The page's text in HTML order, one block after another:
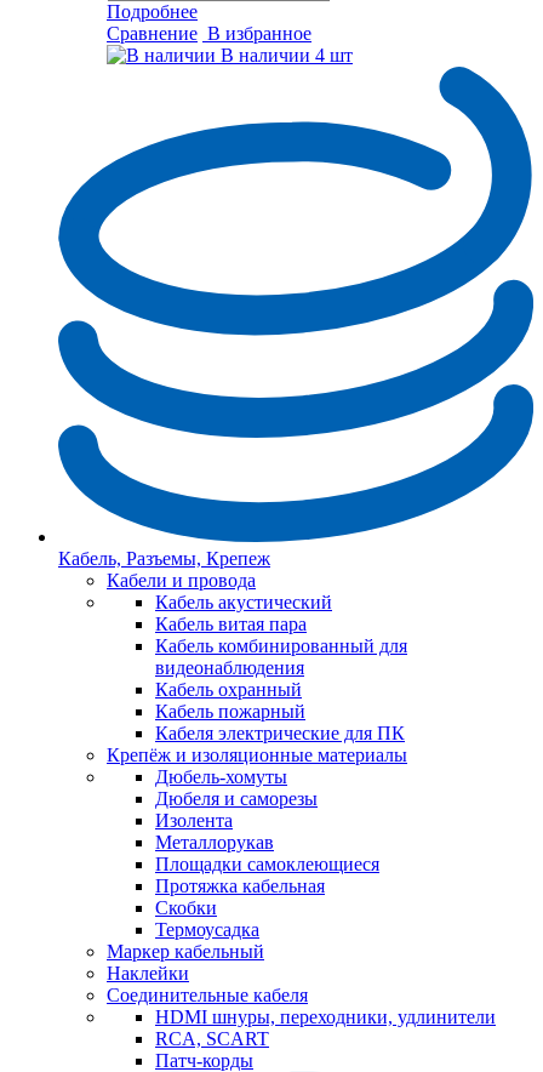
Подробнее
Сравнение В избранное
В наличии 4 шт
Кабель, Разъемы, Крепеж
Кабели и провода
Кабель акустический
Кабель витая пара
Кабель комбинированный для
видеонаблюдения
Кабель охранный
Кабель пожарный
Кабеля электрические для ПК
Крепёж и изоляционные материалы
Дюбель-хомуты
Дюбеля и саморезы
Изолента
Металлорукав
Площадки самоклеющиеся
Протяжка кабельная
Скобки
Термоусадка
Маркер кабельный
Наклейки
Соединительные кабеля
HDMI шнуры, переходники, удлинители
RCA, SCART
Патч-корды